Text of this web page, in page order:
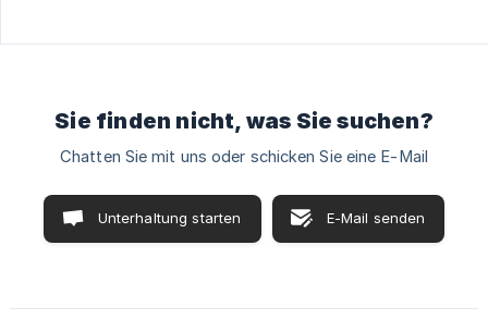
Sie finden nicht, was Sie suchen?
Chatten Sie mit uns oder schicken Sie eine E-Mail
Unterhaltung starten E-Mail senden